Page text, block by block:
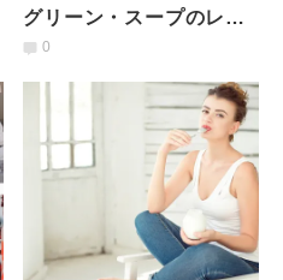
グリーン・スープのレシ
ピ0